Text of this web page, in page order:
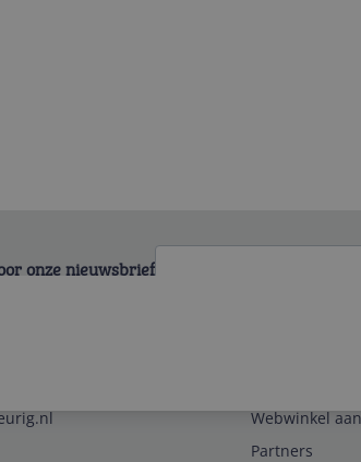
onze nieuwsbrief
Webwinkel
Partners